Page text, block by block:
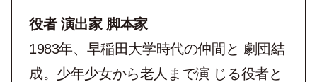
役者 演出家 脚本家
1983年、早稲田大学時代の仲間と 劇団結
成。少年少女から老人まで演 じる役者と